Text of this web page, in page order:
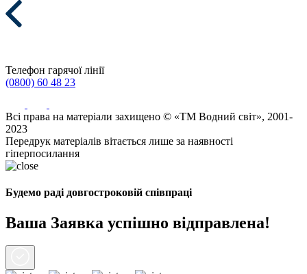
Телефон гарячої лінії
(0800) 60 48 23
Всі права на матеріали захищено © «ТМ Водний світ», 2001-
2023
Передрук матеріалів вітається лише за наявності
гіперпосилання
Будемо раді довгостроковій співпраці
Ваша Заявка успішно відправлена!